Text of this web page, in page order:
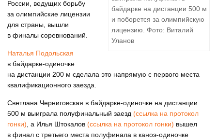
байдарке на дистанции 500 м
и поборется за олимпийскую
лицензию. Фото: Виталий
Уланов
России, ведущих борьбу
за олимпийские лицензии
для страны, вышли
в финалы соревнований.
Наталья Подольская
в байдарке-одиночке
на дистанции 200 м сделала это напрямую с первого места
квалификационного заезда.
Светлана Черниговская в байдарке-одиночке на дистанции
500 м выиграла полуфинальный заезд (ссылка на протокол
гонки) , а Илья Штокалов (ссылка на протокол гонки) вышел
в финал с третьего места полуфинала в каноэ-одиночке